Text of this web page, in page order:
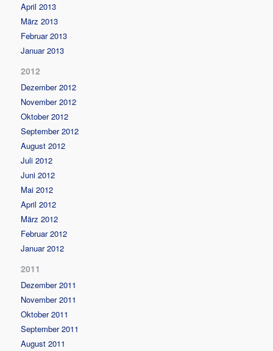
April 2013
März 2013
Februar 2013
Januar 2013
2012
Dezember 2012
November 2012
Oktober 2012
September 2012
August 2012
Juli 2012
Juni 2012
Mai 2012
April 2012
März 2012
Februar 2012
Januar 2012
2011
Dezember 2011
November 2011
Oktober 2011
September 2011
August 2011